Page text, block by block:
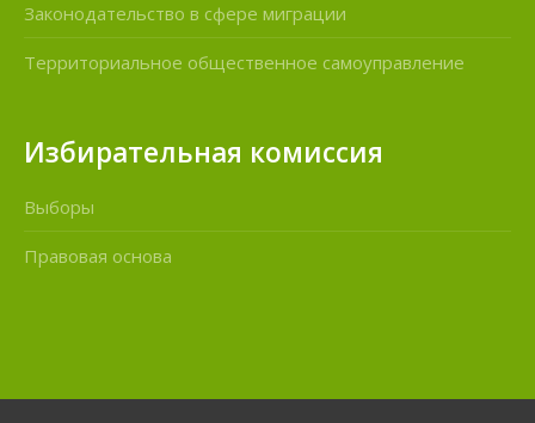
Законодательство в сфере миграции
Территориальное общественное самоуправление
Избирательная комиссия
Выборы
Правовая основа